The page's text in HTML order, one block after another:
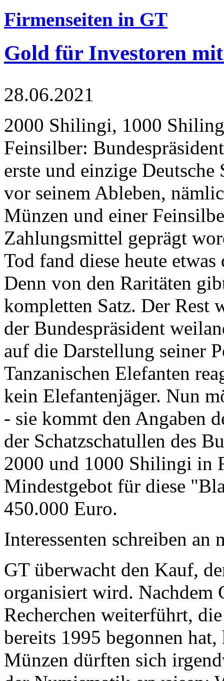
Firmenseiten in GT
Gold für Investoren
28.06.2021
2000 Shilingi, 1000
Feinsilber:
erste und einzige Deutsche
vor seinem Ableben,
Münzen und einer
Zahlungsmittel geprägt
Tod fand diese heute
Denn von den Raritäten
kompletten Satz. Der Rest
der Bundespräsident
auf die Darstellung seiner
Tanzanischen Elefanten
kein Elefantenjäger. Nun
- sie kommt den Angaben
der Schatzschatullen des
2000 und 1000 Shilingi in
Mindestgebot für diese
450.000 Euro.
Interessenten schreiben
GT überwacht den Kauf,
organisiert wird. Nachdem
Recherchen weiterführt,
bereits 1995 begonnen
Münzen dürften sich